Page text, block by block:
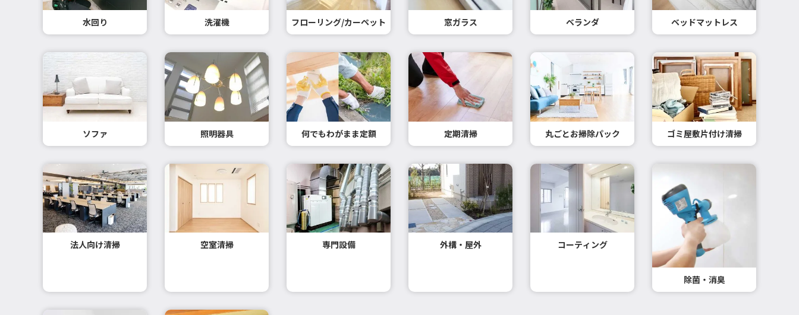
水回り 洗濯機 フローリング/カーペット 窓ガラス ベランダ ベッドマットレス
ソファ 照明器具 何でもわがまま定額 定期清掃 丸ごとお掃除パック ゴミ屋敷片付け清掃
法人向け清掃 空室清掃 専門設備 外構・屋外 コーティング
除菌・消臭